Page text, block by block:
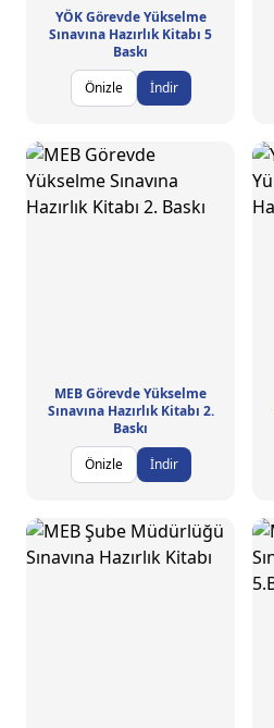
YÖK Görevde Yükselme
Sınavına Hazırlık Kitabı 5
Baskı
Önizle
İndir
MEB Görevde Yükselme
Sınavına Hazırlık Kitabı 2.
Baskı
Önizle
İndir